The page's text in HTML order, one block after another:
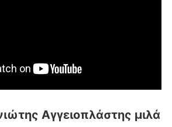
Αγγειοπλάστης μιλά